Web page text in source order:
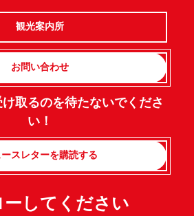
観光案内所
お問い合わせ
取るのを待たないでくださ
い！
スレターを購読する
ーしてください